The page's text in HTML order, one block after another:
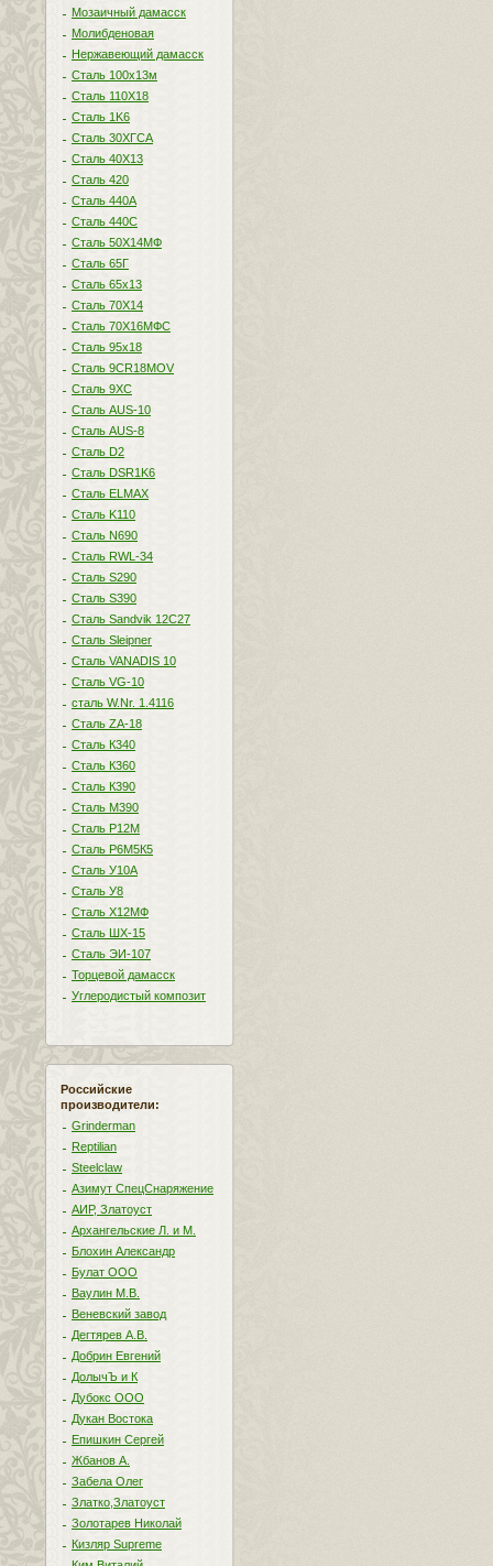
Мозаичный дамасск
Молибденовая
Нержавеющий дамасск
Сталь 100х13м
Сталь 110Х18
Сталь 1K6
Сталь 30ХГСА
Сталь 40Х13
Сталь 420
Сталь 440A
Сталь 440С
Сталь 50Х14МФ
Сталь 65Г
Сталь 65х13
Сталь 70Х14
Сталь 70Х16МФС
Сталь 95х18
Сталь 9CR18MOV
Сталь 9ХС
Сталь AUS-10
Сталь AUS-8
Сталь D2
Сталь DSR1K6
Сталь ELMAX
Сталь K110
Сталь N690
Сталь RWL-34
Сталь S290
Сталь S390
Сталь Sandvik 12C27
Сталь Sleipner
Сталь VANADIS 10
Сталь VG-10
сталь W.Nr. 1.4116
Сталь ZA-18
Сталь К340
Сталь К360
Сталь К390
Сталь М390
Сталь Р12М
Сталь Р6М5К5
Сталь У10А
Сталь У8
Сталь Х12МФ
Сталь ШХ-15
Сталь ЭИ-107
Торцевой дамасск
Углеродистый композит
Российские
производители:
Grinderman
Reptilian
Steelclaw
Азимут СпецСнаряжение
АИР, Златоуст
Архангельские Л. и М.
Блохин Александр
Булат ООО
Ваулин М.В.
Веневский завод
Дегтярев А.В.
Добрин Евгений
ДолычЪ и К
Дубокс ООО
Дукан Востока
Епишкин Сергей
Жбанов А.
Забела Олег
Златко,Златоуст
Золотарев Николай
Кизляр Supreme